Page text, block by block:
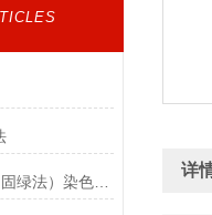
信帆生物-髓鞘染色液（固绿法）染色结果
详